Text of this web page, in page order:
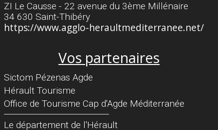
ZI Le Causse - 22 avenue du 3ème Millénaire
34 630 Saint-Thibéry
https://www.agglo-heraultmediterranee.net/
Vos partenaires
Sictom Pézenas Agde
Hérault Tourisme
Office de Tourisme Cap d'Agde Méditerranée
Séparateur
Le département de l'Hérault